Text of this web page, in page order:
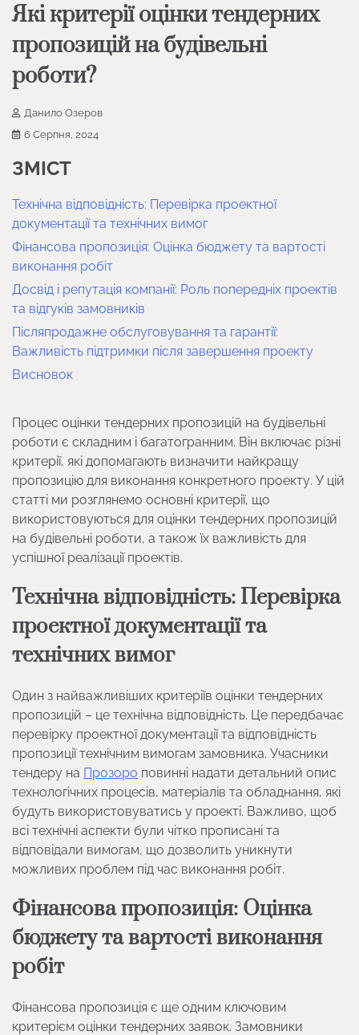
Які критерії оцінки тендерних
пропозицій на будівельні
роботи?
Данило Озеров
6 Серпня, 2024
ЗМІСТ
Технічна відповідність: Перевірка проектної
документації та технічних вимог
Фінансова пропозиція: Оцінка бюджету та вартості
виконання робіт
Досвід і репутація компанії: Роль попередніх проектів
та відгуків замовників
Післяпродажне обслуговування та гарантії:
Важливість підтримки після завершення проекту
Висновок
Процес оцінки тендерних пропозицій на будівельні
роботи є складним і багатогранним. Він включає різні
критерії, які допомагають визначити найкращу
пропозицію для виконання конкретного проекту. У цій
статті ми розглянемо основні критерії, що
використовуються для оцінки тендерних пропозицій
на будівельні роботи, а також їх важливість для
успішної реалізації проектів.
Технічна відповідність: Перевірка
проектної документації та
технічних вимог
Один з найважливіших критеріїв оцінки тендерних
пропозицій – це технічна відповідність. Це передбачає
перевірку проектної документації та відповідність
пропозиції технічним вимогам замовника. Учасники
тендеру на Прозоро повинні надати детальний опис
технологічних процесів, матеріалів та обладнання, які
будуть використовуватись у проекті. Важливо, щоб
всі технічні аспекти були чітко прописані та
відповідали вимогам, що дозволить уникнути
можливих проблем під час виконання робіт.
Фінансова пропозиція: Оцінка
бюджету та вартості виконання
робіт
Фінансова пропозиція є ще одним ключовим
критерієм оцінки тендерних заявок. Замовники